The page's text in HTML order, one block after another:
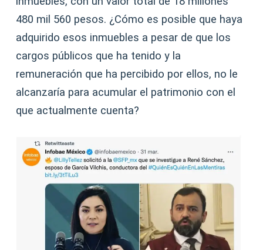
480 mil 560 pesos. ¿Cómo es posible que haya
adquirido esos inmuebles a pesar de que los
cargos públicos que ha tenido y la
remuneración que ha percibido por ellos, no le
alcanzaría para acumular el patrimonio con el
que actualmente cuenta?